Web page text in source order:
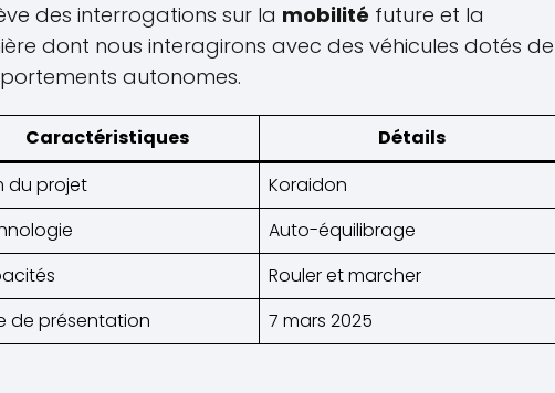
des interrogations sur la mobilité future et la
dont nous interagirons avec des véhicules dotés de
autonomes.
Caractéristiques
Détails
du projet
Koraidon
Auto-équilibrage
Rouler et marcher
de présentation
7 mars 2025